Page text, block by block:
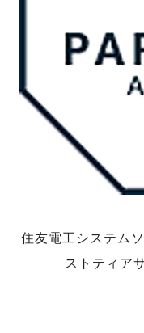
住友電工システム
ストティア